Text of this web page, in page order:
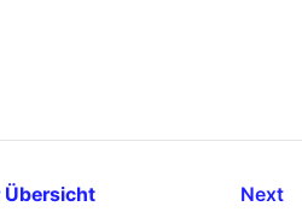
Übersicht Next